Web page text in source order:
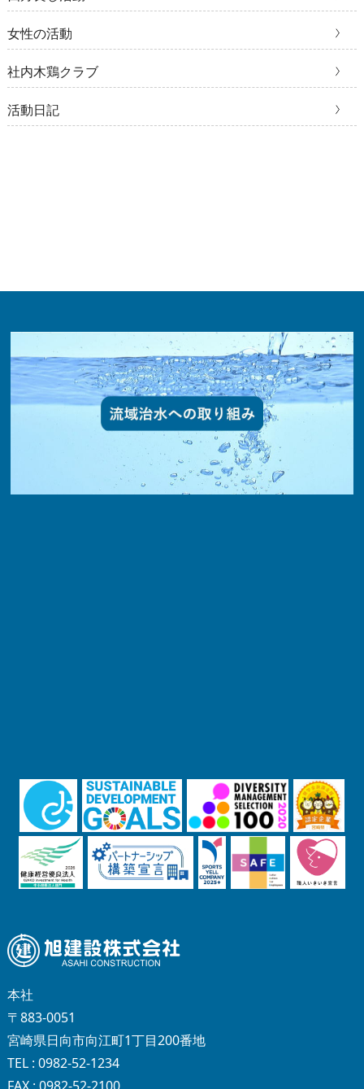
女性の活動
社内木鶏クラブ
活動日記
本社
〒883-0051
宮崎県日向市向江町1丁目200番地
TEL : 0982-52-1234